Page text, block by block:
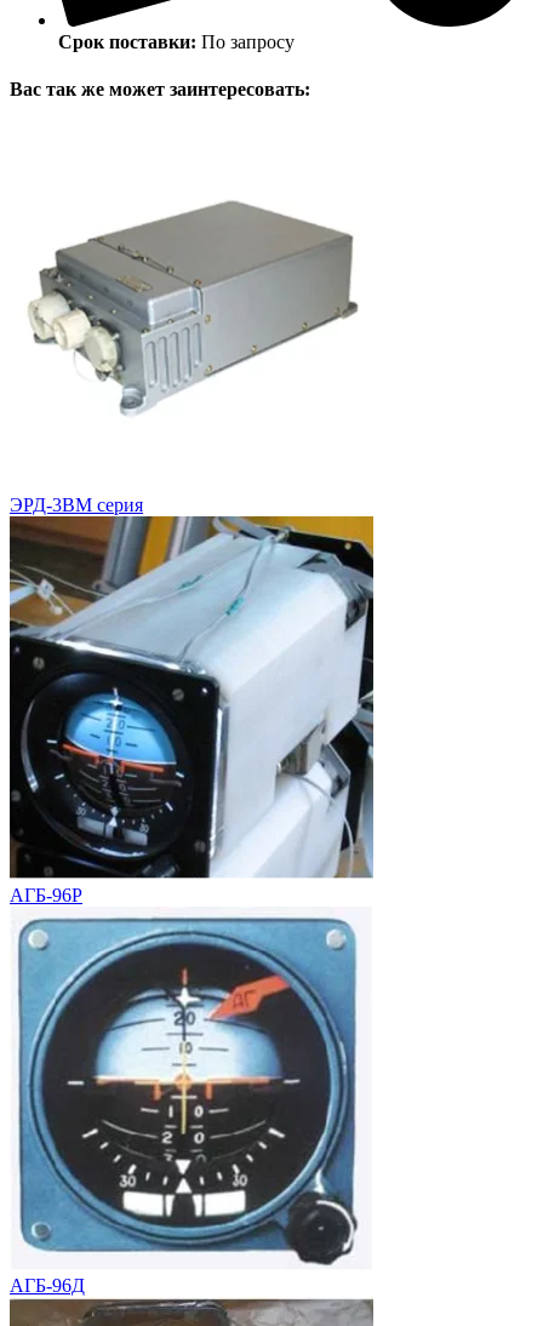
Срок поставки: По запросу
Вас так же может заинтересовать:
ЭРД-3ВМ серия
АГБ-96Р
АГБ-96Д